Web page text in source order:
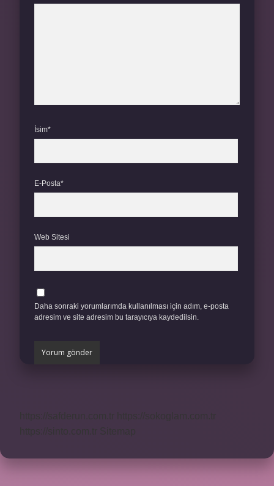
İsim*
E-Posta*
Web Sitesi
Daha sonraki yorumlarımda kullanılması için adım, e-posta
adresim ve site adresim bu tarayıcıya kaydedilsin.